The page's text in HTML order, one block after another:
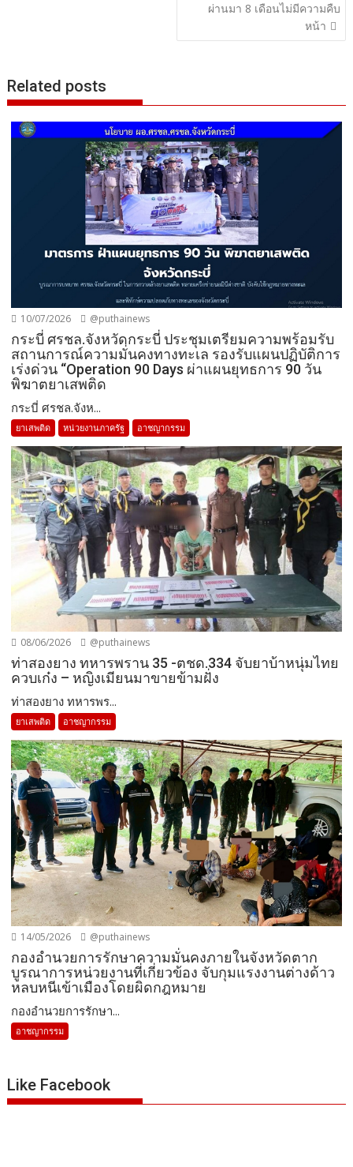
ผ่านมา 8 เดือนไม่มีความคืบ
หน้า
Related posts
10/07/2026 @puthainews
กระบี่ ศรชล.จังหวัดกระบี่ ประชุมเตรียมความพร้อมรับ
สถานการณ์ความมั่นคงทางทะเล รองรับแผนปฏิบัติการ
เร่งด่วน “Operation 90 Days ผ่าแผนยุทธการ 90 วัน
พิฆาตยาเสพติด
กระบี่ ศรชล.จังห...
ยาเสพติด หน่วยงานภาครัฐ อาชญากรรม
08/06/2026 @puthainews
ท่าสองยาง ทหารพราน 35 -ตชด.334 จับยาบ้าหนุ่มไทย
ควบเก๋ง – หญิงเมียนมาขายข้ามฝั่ง
ท่าสองยาง ทหารพร...
ยาเสพติด อาชญากรรม
14/05/2026 @puthainews
กองอำนวยการรักษาความมั่นคงภายในจังหวัดตาก
บูรณาการหน่วยงานที่เกี่ยวข้อง จับกุมแรงงานต่างด้าว
หลบหนีเข้าเมืองโดยผิดกฎหมาย
กองอำนวยการรักษา...
อาชญากรรม
Like Facebook